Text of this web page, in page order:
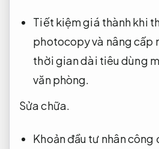
Tiết kiệm giá thành khi
photocopy và nâng cấp
thời gian dài tiêu dùng
văn phòng.
Sửa chữa.
Khoản đầu tư nhân công